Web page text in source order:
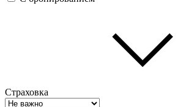
Страховка